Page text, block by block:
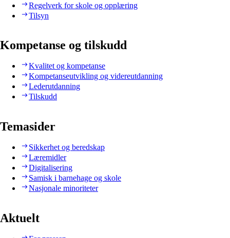
Regelverk for skole og opplæring
Tilsyn
Kompetanse og tilskudd
Kvalitet og kompetanse
Kompetanseutvikling og videreutdanning
Lederutdanning
Tilskudd
Temasider
Sikkerhet og beredskap
Læremidler
Digitalisering
Samisk i barnehage og skole
Nasjonale minoriteter
Aktuelt